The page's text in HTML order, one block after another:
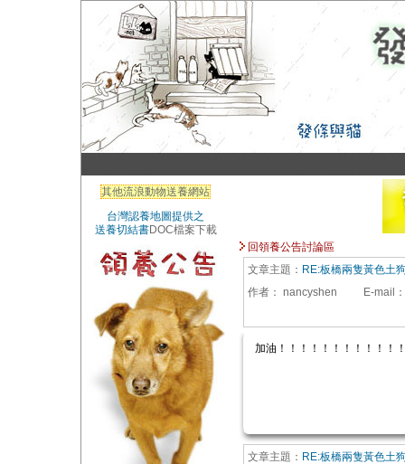
其他流浪動物送養網站
台灣認養地圖提供之
送養切結書DOC檔案下載
回領養公告討論區
文章主題： RE:板橋兩隻黃色土
作者： nancyshen E-mail ：
加油！！！！！！！！！！！
文章主題： RE:板橋兩隻黃色土